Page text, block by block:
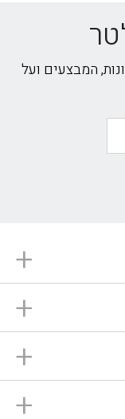
המבצעים ועל